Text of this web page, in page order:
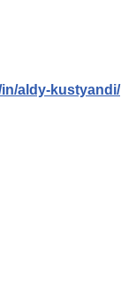
aldy-kustyandi/